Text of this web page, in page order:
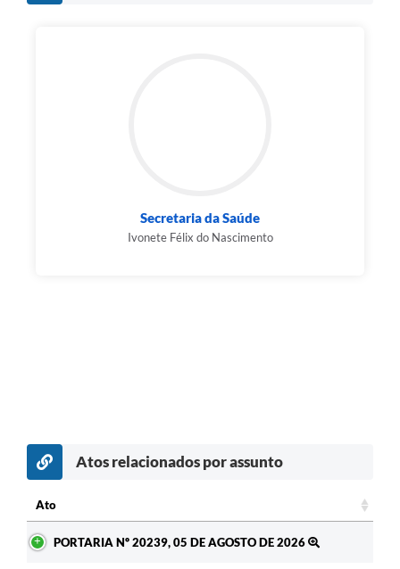
Secretaria da Saúde
Ivonete Félix do Nascimento
Atos relacionados por assunto
Ato
PORTARIA Nº 20239, 05 DE AGOSTO DE 2026